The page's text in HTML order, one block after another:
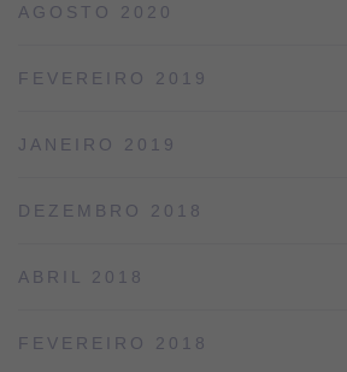
AGOSTO 2020
FEVEREIRO 2019
JANEIRO 2019
DEZEMBRO 2018
ABRIL 2018
FEVEREIRO 2018